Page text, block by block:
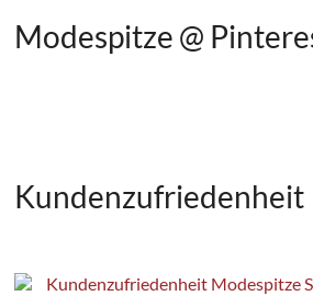
Modespitze @
Kundenzufriedenheit